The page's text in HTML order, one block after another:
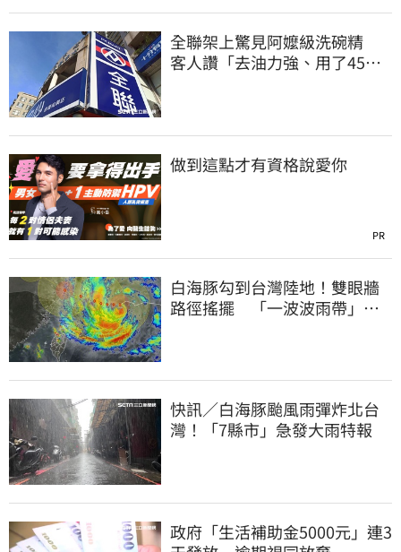
全聯架上驚見阿嬤級洗碗精
客人讚「去油力強、用了45
做到這點才有資格說愛你
PR
白海豚勾到台灣陸地！雙眼牆
路徑搖擺 「一波波雨帶」開
快訊／白海豚颱風雨彈炸北台
灣！「7縣市」急發大雨特報
政府「生活補助金5000元」連3